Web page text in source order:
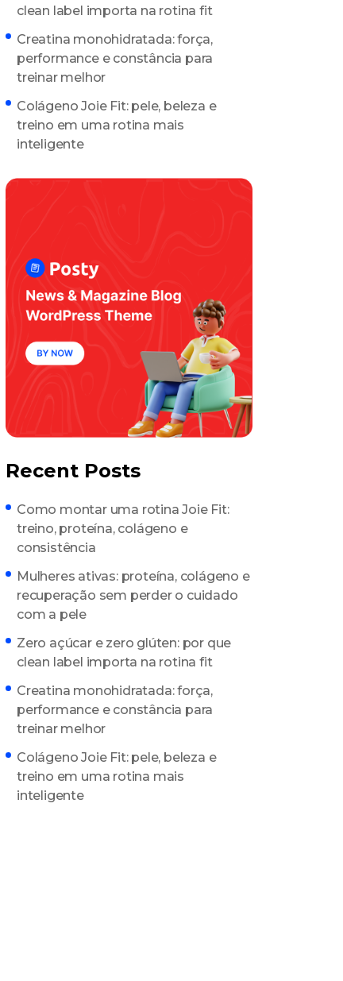
clean label importa na rotina fit
Creatina monohidratada: força,
performance e constância para
treinar melhor
Colágeno Joie Fit: pele, beleza e
treino em uma rotina mais
inteligente
Recent Posts
Como montar uma rotina Joie Fit:
treino, proteína, colágeno e
consistência
Mulheres ativas: proteína, colágeno e
recuperação sem perder o cuidado
com a pele
Zero açúcar e zero glúten: por que
clean label importa na rotina fit
Creatina monohidratada: força,
performance e constância para
treinar melhor
Colágeno Joie Fit: pele, beleza e
treino em uma rotina mais
inteligente